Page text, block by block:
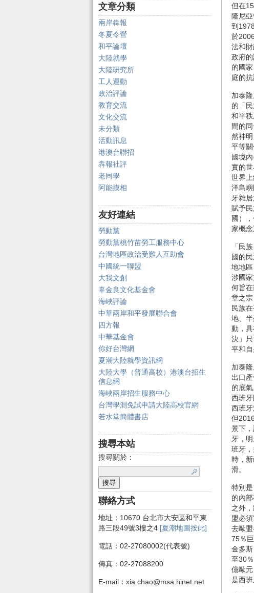
文章分類
兩岸犇報
冬夏令營
和平論壇
大陸就學
大陸研究所
工人運動
政治評論
教育交流
文化交流
未分類
活動訊息
港澳台聯招
犇報社評
老同學
阿能摸相
友好連結
勞動黨
勞動黨桃竹苗勞工服務中心
台灣地區政治受難人互助會
中國統一聯盟
大我文創
辜金良文化基金會
海峽評論
中華兩岸和平發展聯合會
四方報
中華基金會
你好台灣網
夏潮大陸就學資訊網
大陸大學（普通高校）港澳台招生
信息網
海峽兩岸招生服務中心
台灣學測免試申請大陸高校官網
若水堂簡體書店
搜尋本站
搜尋關於：
聯絡方式
地址：10670 台北市大安區和平東
路三段49號3樓之4 [夏潮地圖按此]
電話：02-27080002(代表號)
傳真：02-27088200
E-mail：xia.chao@msa.hinet.net
但在
隆尼
到
於
法和
政府
的國
庭的
加泰
的「
和平
間的
然神
平等
國境
實的
世界
洋島
牙雜
賦予
國）
家概
「民
國的
地地
涉國
何旨
章之
民族
地、
動，
決」
平和自
加泰
出口
的底
西班
西班
但
景下
牙，
班牙
時，
滑。
特別
的內
之外
盟必
去歐
75％
金多
至30
億歐
是西班